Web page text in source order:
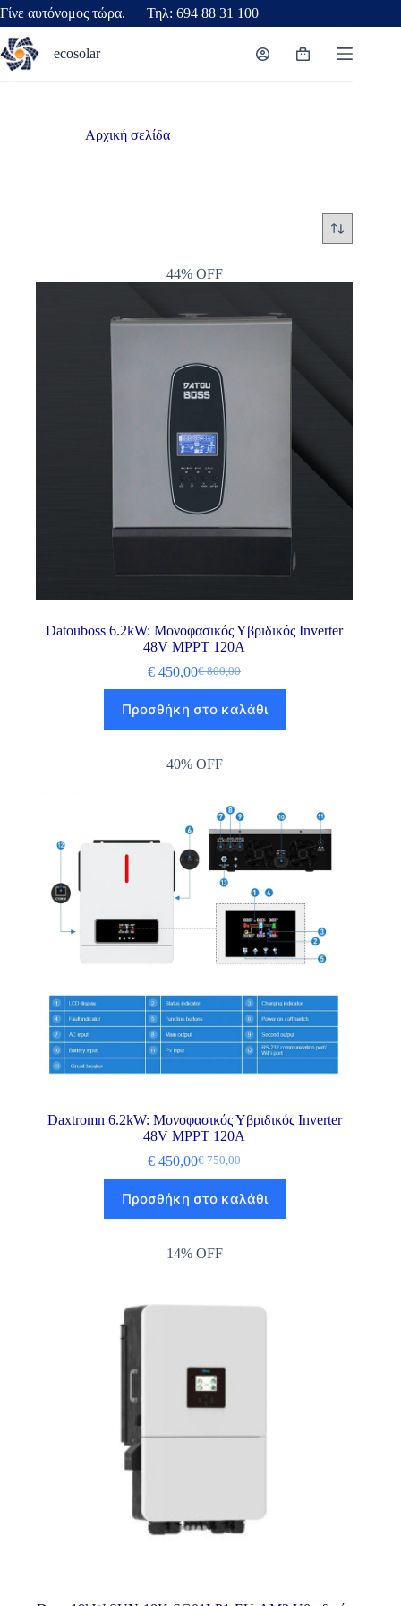
Γίνε αυτόνομος τώρα. Τηλ: 694 88 31 100
ecosolar
Αρχική σελίδα
44% OFF
Datouboss 6.2kW: Μονοφασικός Υβριδικός Inverter
48V MPPT 120A
€800,00
€ 450,00
Προσθήκη στο καλάθι
40% OFF
Daxtromn 6.2kW: Μονοφασικός Υβριδικός Inverter
48V MPPT 120A
€750,00
€ 450,00
Προσθήκη στο καλάθι
14% OFF